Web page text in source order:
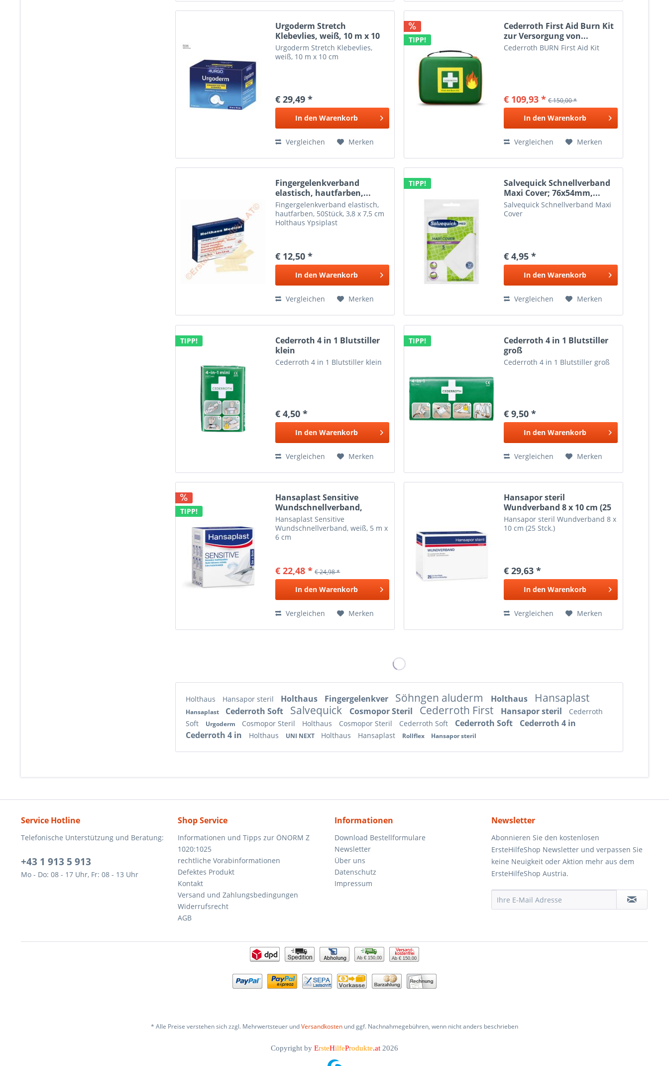
Urgoderm Stretch
Klebevlies, weiß, 10 m x 10
cm
Urgoderm Stretch Klebevlies,
weiß, 10 m x 10 cm
€ 29,49 *
In den Warenkorb
Vergleichen Merken
TIPP!
Cederroth First Aid Burn Kit
zur Versorgung von...
Cederroth BURN First Aid Kit
€ 109,93 * € 150,00 *
In den Warenkorb
Vergleichen Merken
Fingergelenkverband
elastisch, hautfarben,...
Fingergelenkverband elastisch,
hautfarben, 50Stück, 3,8 x 7,5 cm
Holthaus Ypsiplast
€ 12,50 *
In den Warenkorb
Vergleichen Merken
TIPP!
Salvequick Schnellverband
Maxi Cover; 76x54mm,...
Salvequick Schnellverband Maxi
Cover
€ 4,95 *
In den Warenkorb
Vergleichen Merken
TIPP!
Cederroth 4 in 1 Blutstiller
klein
Cederroth 4 in 1 Blutstiller klein
€ 4,50 *
In den Warenkorb
Vergleichen Merken
TIPP!
Cederroth 4 in 1 Blutstiller
groß
Cederroth 4 in 1 Blutstiller groß
€ 9,50 *
In den Warenkorb
Vergleichen Merken
TIPP!
Hansaplast Sensitive
Wundschnellverband,
weiß,...
Hansaplast Sensitive
Wundschnellverband, weiß, 5 m x
6 cm
€ 22,48 * € 24,98 *
In den Warenkorb
Vergleichen Merken
Hansapor steril
Wundverband 8 x 10 cm (25
Stck.)
Hansapor steril Wundverband 8 x
10 cm (25 Stck.)
€ 29,63 *
In den Warenkorb
Vergleichen Merken
Holthaus Hansapor steril Holthaus Fingergelenkver Söhngen aluderm Holthaus Hansaplast
Hansaplast Cederroth Soft Salvequick Cosmopor Steril Cederroth First Hansapor steril
Cederroth
Soft
Urgoderm Cosmopor Steril Holthaus Cosmopor Steril Cederroth Soft Cederroth Soft
Cederroth 4 in
Cederroth 4 in
Holthaus UNI NEXT Holthaus Hansaplast Rollflex Hansapor steril
Service Hotline
Telefonische Unterstützung und Beratung:
+43 1 913 5 913
Mo - Do: 08 - 17 Uhr, Fr: 08 - 13 Uhr
Shop Service
Informationen und Tipps zur ÖNORM Z
1020:1025
rechtliche Vorabinformationen
Defektes Produkt
Kontakt
Versand und Zahlungsbedingungen
Widerrufsrecht
AGB
Informationen
Download Bestellformulare
Newsletter
Über uns
Datenschutz
Impressum
Newsletter
Abonnieren Sie den kostenlosen
ErsteHilfeShop Newsletter und verpassen Sie
keine Neuigkeit oder Aktion mehr aus dem
ErsteHilfeShop Austria.
Ab € 150,00 Ab € 150,00
* Alle Preise verstehen sich zzgl. Mehrwertsteuer undVersandkosten und ggf. Nachnahmegebühren, wenn nicht anders beschrieben
Copyright by ErsteHilfeProdukte.at 2026